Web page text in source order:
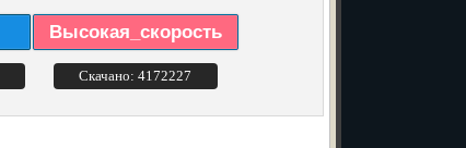
Высокая_скорость
Скачано: 4172227